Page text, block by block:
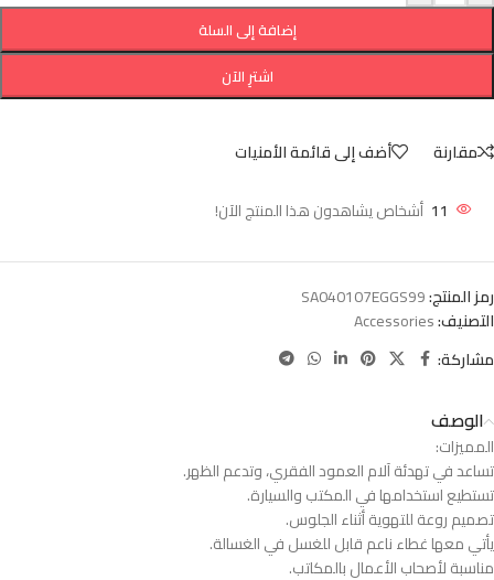
إضافة إلى السلة
اشترِ الآن
مقارنة أضف إلى قائمة الأمنيات
11 أشخاص يشاهدون هذا المنتج الآن!
رمز المنتج:SA040107EGGS99
التصنيف:Accessories
مشاركة:
الوصف
المميزات:
تساعد في تهدئة آلام العمود الفقري، وتدعم الظهر.
تستطيع استخدامها في المكتب والسيارة.
تصميم روعة للتهوية أثناء الجلوس.
يأتي معها غطاء ناعم قابل للغسل في الغسالة.
مناسبة لأصحاب الأعمال بالمكاتب.